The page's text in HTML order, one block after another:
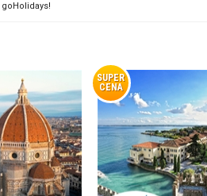
SUPER
CENA